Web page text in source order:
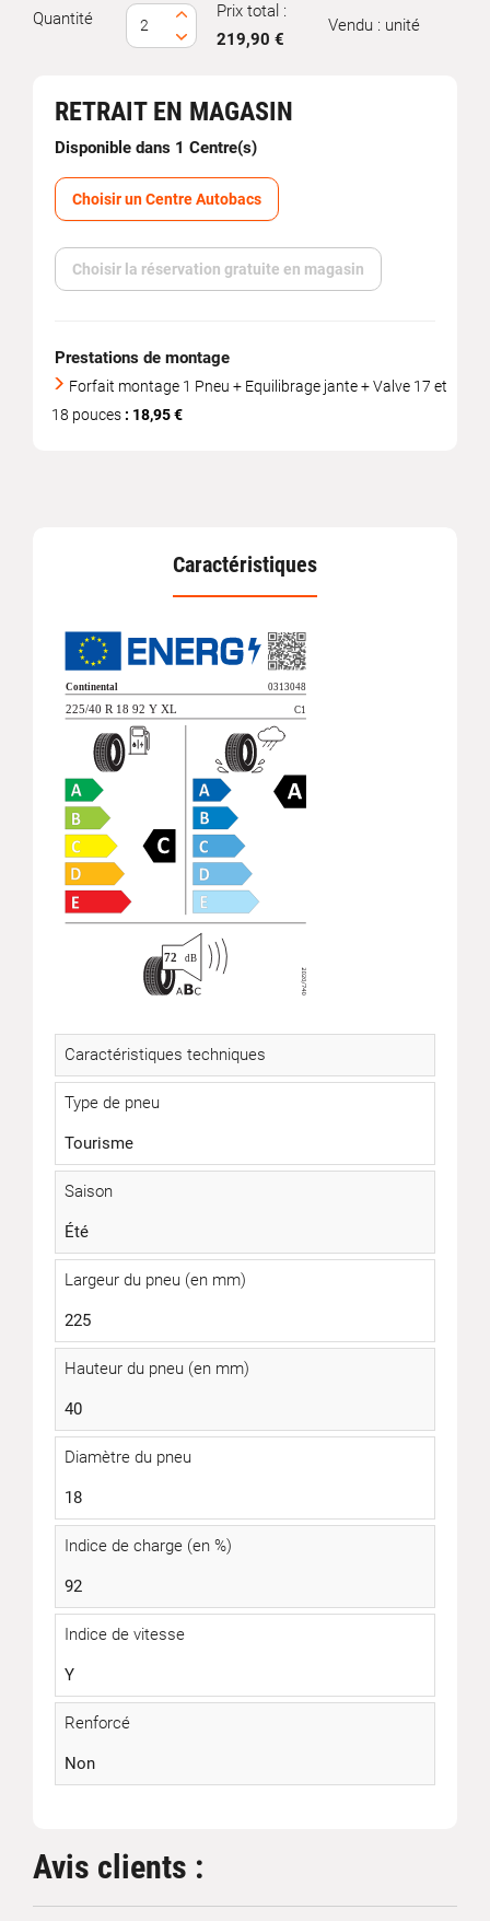
Quantité
Prix total :
219,90 €
Vendu : unité
RETRAIT EN MAGASIN
Disponible dans 1 Centre(s)
Choisir un Centre Autobacs
Choisir la réservation gratuite en magasin
Prestations de montage
Forfait montage 1 Pneu + Equilibrage jante + Valve 17 et
18 pouces : 18,95 €
Caractéristiques
Caractéristiques techniques
Type de pneu
Tourisme
Saison
Été
Largeur du pneu (en mm)
225
Hauteur du pneu (en mm)
40
Diamètre du pneu
18
Indice de charge (en %)
92
Indice de vitesse
Y
Renforcé
Non
Avis clients :